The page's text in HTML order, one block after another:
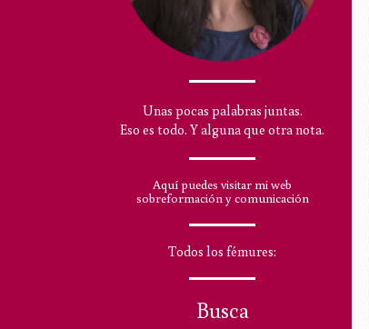
Unas pocas palabras juntas.
Eso es todo. Y alguna que otra nota.
Aquí puedes visitar mi web
sobreformación y comunicación
Todos los fémures:
Busca